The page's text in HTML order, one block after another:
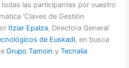
las participantes por vuestro
‘Claves de Gestión
Itziar Epalza, Directora General
de Euskadi, en busca
Grupo Tamoin yTecnalia